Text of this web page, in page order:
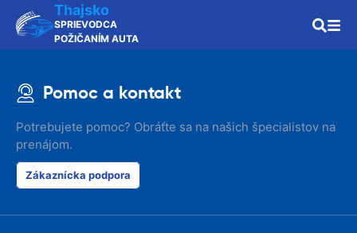
Thajsko
SPRIEVODCA
POŽIČANÍM AUTA
Pomoc a kontakt
Potrebujete pomoc? Obráťte sa na našich špecialistov na
prenájom.
Zákaznícka podpora